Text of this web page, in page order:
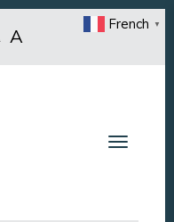
A
French ▼
Toggle